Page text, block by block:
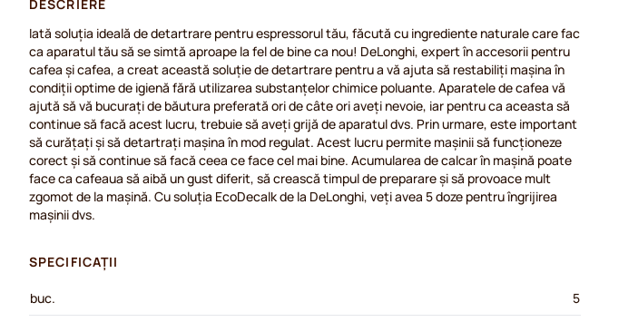
DESCRIERE
Iată soluția ideală de detartrare pentru espressorul tău, făcută cu ingrediente naturale care fac
ca aparatul tău să se simtă aproape la fel de bine ca nou! DeLonghi, expert în accesorii pentru
cafea și cafea, a creat această soluție de detartrare pentru a vă ajuta să restabiliți mașina în
condiții optime de igienă fără utilizarea substanțelor chimice poluante. Aparatele de cafea vă
ajută să vă bucurați de băutura preferată ori de câte ori aveți nevoie, iar pentru ca aceasta să
continue să facă acest lucru, trebuie să aveți grijă de aparatul dvs. Prin urmare, este important
să curățați și să detartrați mașina în mod regulat. Acest lucru permite mașinii să funcționeze
corect și să continue să facă ceea ce face cel mai bine. Acumularea de calcar în mașină poate
face ca cafeaua să aibă un gust diferit, să crească timpul de preparare și să provoace mult
zgomot de la mașină. Cu soluția EcoDecalk de la DeLonghi, veți avea 5 doze pentru îngrijirea
mașinii dvs.
SPECIFICAȚII
buc.
5